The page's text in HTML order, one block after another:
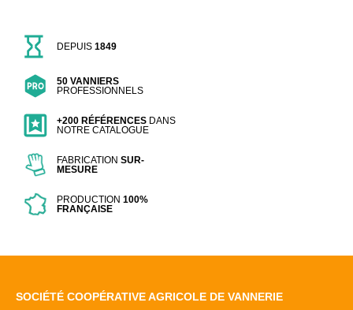
DEPUIS1849
50 VANNIERS
PROFESSIONNELS
+200 RÉFÉRENCES DANS
NOTRE CATALOGUE
FABRICATIONSUR-
MESURE
PRODUCTION100%
FRANÇAISE
SOCIÉTÉ COOPÉRATIVE AGRICOLE DE VANNERIE